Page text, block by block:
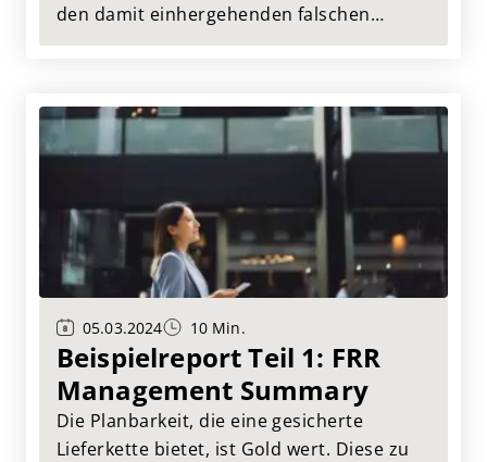
den damit einhergehenden falschen
Steuerungsimpulse in den Unternehmen
05.03.2024 10 Min.
Beispielreport Teil 1: FRR
Management Summary
Die Planbarkeit, die eine gesicherte
Lieferkette bietet, ist Gold wert. Diese zu